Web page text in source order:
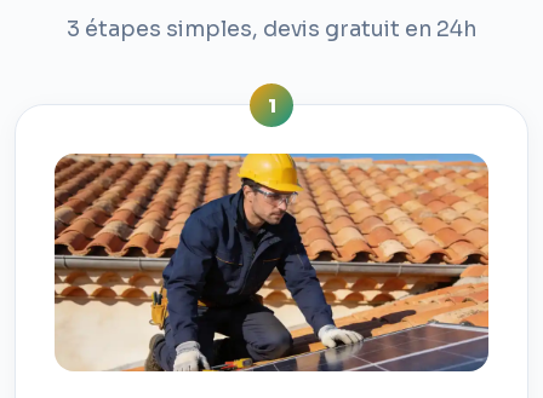
3 étapes simples, devis gratuit en 24h
1